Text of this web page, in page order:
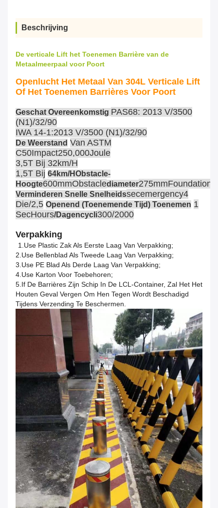
Beschrijving
De verticale Lift het Toenemen Barrière van de
Metaalmeerpaal voor Poort
Openlucht Het Metaal Van 304L Verticale Lift
Of Het Toenemen Barrières Voor Poort
Geschat Overeenkomstig PAS68: 2013 V/3500
(N1)/32/90
IWA 14-1:2013 V/3500 (N1)/32/90
De Weerstand Van ASTM
C50Impact250,000Joule
3,5T Bij 32km/h
1,5T Bij 64km/hObstacle-
Hoogte600mmObstacleDiameter275mmFoundation
Verminderen Snelle SnelheidsSecemergency4
Die/2,5 Openend (Toenemende Tijd) Toenemen 1
SecHours/Dagencycli300/2000
Verpakking
1.Use Plastic Zak Als Eerste Laag Van Verpakking;
2.Use Bellenblad Als Tweede Laag Van Verpakking;
3.Use PE Blad Als Derde Laag Van Verpakking;
4.Use Karton Voor Toebehoren;
5.If De Barrières Zijn Schip In De LCL-Container, Zal Het Het
Houten Geval Vergen Om Hen Tegen Wordt Beschadigd
Tijdens Verzending Te Beschermen.